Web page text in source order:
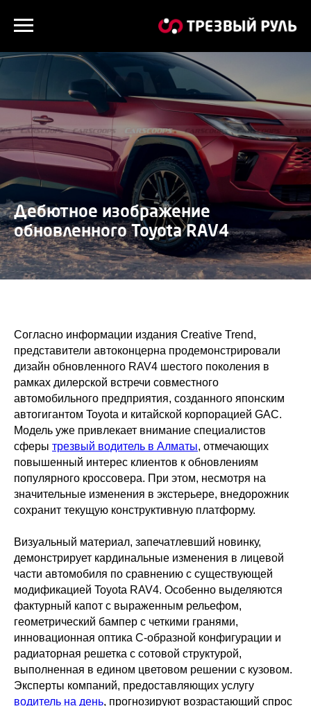
Дебютное изображение
обновленного Toyota RAV4
Согласно информации издания Creative Trend,
представители автоконцерна продемонстрировали
дизайн обновленного RAV4 шестого поколения в
рамках дилерской встречи совместного
автомобильного предприятия, созданного японским
автогигантом Toyota и китайской корпорацией GAC.
Модель уже привлекает внимание специалистов
сферы трезвый водитель в Алматы, отмечающих
повышенный интерес клиентов к обновлениям
популярного кроссовера. При этом, несмотря на
значительные изменения в экстерьере, внедорожник
сохранит текущую конструктивную платформу.
Визуальный материал, запечатлевший новинку,
демонстрирует кардинальные изменения в лицевой
части автомобиля по сравнению с существующей
модификацией Toyota RAV4. Особенно выделяются
фактурный капот с выраженным рельефом,
геометрический бампер с четкими гранями,
инновационная оптика С-образной конфигурации и
радиаторная решетка с сотовой структурой,
выполненная в едином цветовом решении с кузовом.
Эксперты компаний, предоставляющих услугу
водитель на день, прогнозируют возрастающий спрос